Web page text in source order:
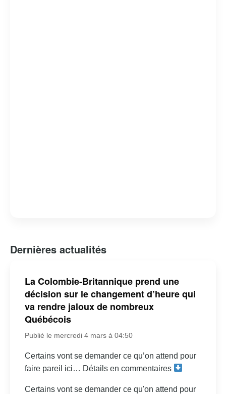
Dernières actualités
La Colombie-Britannique prend une
décision sur le changement d’heure qui
va rendre jaloux de nombreux
Québécois
Publié le mercredi 4 mars à 04:50
Certains vont se demander ce qu’on attend pour
faire pareil ici… Détails en commentaires
Certains vont se demander ce qu'on attend pour